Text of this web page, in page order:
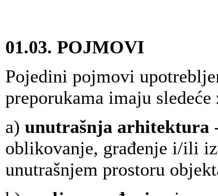
01.03. POJMOVI
Pojedini pojmovi
preporukama imaju sledeće
a) unutrašnja arhitektura
oblikovanje, građenje i/ili
unutrašnjem prostoru